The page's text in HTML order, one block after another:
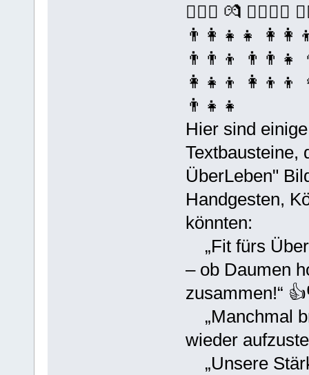
👨‍❤️‍👨 💏
👨‍👩‍👧‍👧
👨‍👨‍👦 👨‍👨‍👧
👩‍👧‍👦 👩‍👦‍👦
👨‍👧‍👧
Hier sind
Textbausteine,
ÜberLeben"
Handgesten,
könnten:
„Fit fürs
– ob Daumen
zusammen!“
„Manchmal
wieder
„Unsere